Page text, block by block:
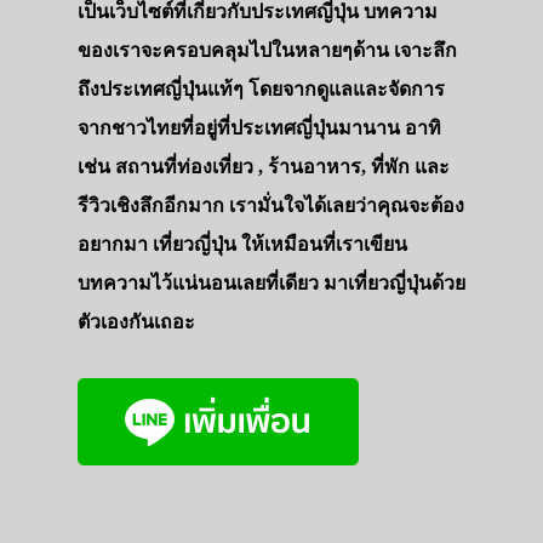
เป็นเว็บไซต์ที่เกี่ยวกับประเทศญี่ปุ่น บทความ
ของเราจะครอบคลุมไปในหลายๆด้าน เจาะลึก
ถึงประเทศญี่ปุ่นแท้ๆ โดยจากดูแลและจัดการ
จากชาวไทยที่อยู่ที่ประเทศญี่ปุ่นมานาน อาทิ
เช่น สถานที่ท่องเที่ยว , ร้านอาหาร, ที่พัก และ
รีวิวเชิงลึกอีกมาก เรามั่นใจได้เลยว่าคุณจะต้อง
อยากมา เที่ยวญี่ปุ่น ให้เหมือนที่เราเขียน
บทความไว้แน่นอนเลยที่เดียว มาเที่ยวญี่ปุ่นด้วย
ตัวเองกันเถอะ